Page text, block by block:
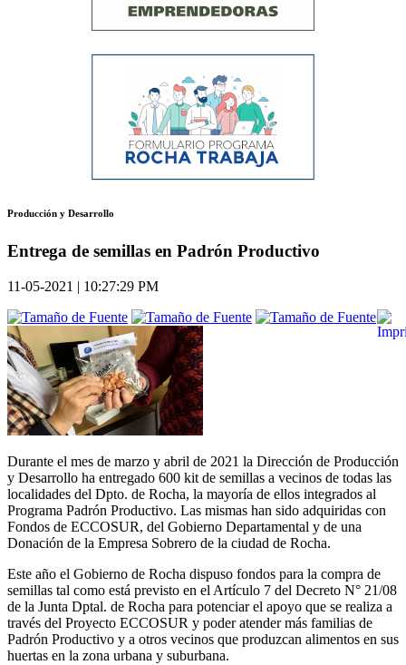
Producción y Desarrollo
Entrega de semillas en Padrón Productivo
11-05-2021 | 10:27:29 PM
Durante el mes de marzo y abril de 2021 la Dirección de Producción
y Desarrollo ha entregado 600 kit de semillas a vecinos de todas las
localidades del Dpto. de Rocha, la mayoría de ellos integrados al
Programa Padrón Productivo. Las mismas han sido adquiridas con
Fondos de ECCOSUR, del Gobierno Departamental y de una
Donación de la Empresa Sobrero de la ciudad de Rocha.
Este año el Gobierno de Rocha dispuso fondos para la compra de
semillas tal como está previsto en el Artículo 7 del Decreto N° 21/08
de la Junta Dptal. de Rocha para potenciar el apoyo que se realiza a
través del Proyecto ECCOSUR y poder atender más familias de
Padrón Productivo y a otros vecinos que produzcan alimentos en sus
huertas en la zona urbana y suburbana.